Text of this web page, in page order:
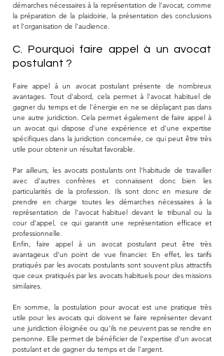
démarches nécessaires à la représentation de l'avocat, comme
la préparation de la plaidoirie, la présentation des conclusions
et l'organisation de l'audience.
C. Pourquoi faire appel à un avocat
postulant ?
Faire appel à un avocat postulant présente de nombreux
avantages. Tout d'abord, cela permet à l'avocat habituel de
gagner du temps et de l'énergie en ne se déplaçant pas dans
une autre juridiction. Cela permet également de faire appel à
un avocat qui dispose d'une expérience et d'une expertise
spécifiques dans la juridiction concernée, ce qui peut être très
utile pour obtenir un résultat favorable.
Par ailleurs, les avocats postulants ont l'habitude de travailler
avec d'autres confrères et connaissent donc bien les
particularités de la profession. Ils sont donc en mesure de
prendre en charge toutes les démarches nécessaires à la
représentation de l'avocat habituel devant le tribunal ou la
cour d'appel, ce qui garantit une représentation efficace et
professionnelle.
Enfin, faire appel à un avocat postulant peut être très
avantageux d'un point de vue financier. En effet, les tarifs
pratiqués par les avocats postulants sont souvent plus attractifs
que ceux pratiqués par les avocats habituels pour des missions
similaires.
En somme, la postulation pour avocat est une pratique très
utile pour les avocats qui doivent se faire représenter devant
une juridiction éloignée ou qu'ils ne peuvent pas se rendre en
personne. Elle permet de bénéficier de l'expertise d'un avocat
postulant et de gagner du temps et de l'argent.